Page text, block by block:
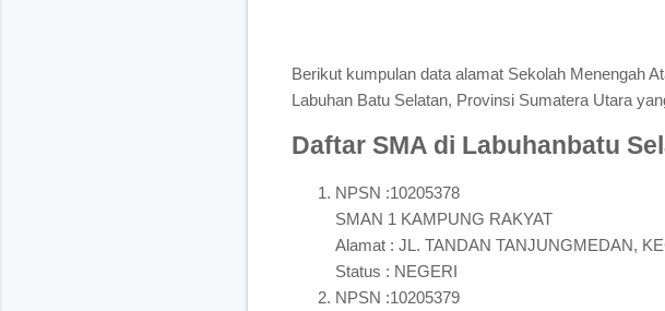
Berikut kumpulan data alamat Sekolah Menengah
Labuhan Batu Selatan, Provinsi Sumatera Utara
Daftar SMA di Labuhanbatu
NPSN :10205378
SMAN 1 KAMPUNG RAKYAT
Alamat : JL. TANDAN TANJUNGMEDAN,
Status : NEGERI
NPSN :10205379